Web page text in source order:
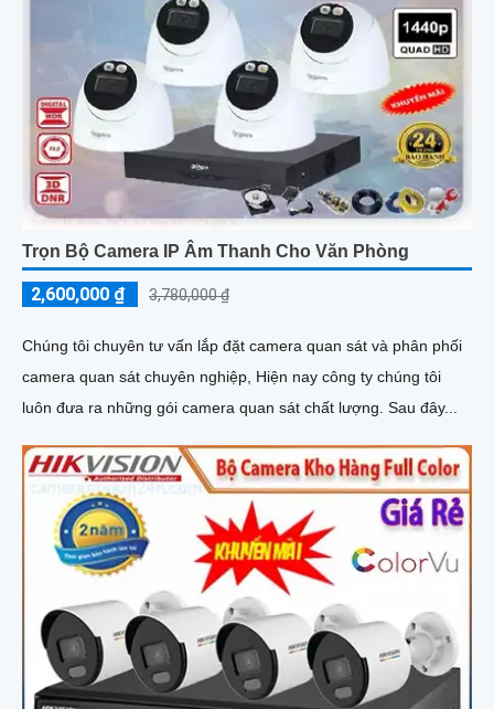
Trọn Bộ Camera IP Âm Thanh Cho Văn Phòng
2,600,000 ₫ 3,780,000 ₫
Chúng tôi chuyên tư vấn lắp đặt camera quan sát và phân phối
camera quan sát chuyên nghiệp, Hiện nay công ty chúng tôi
luôn đưa ra những gói camera quan sát chất lượng. Sau đây...